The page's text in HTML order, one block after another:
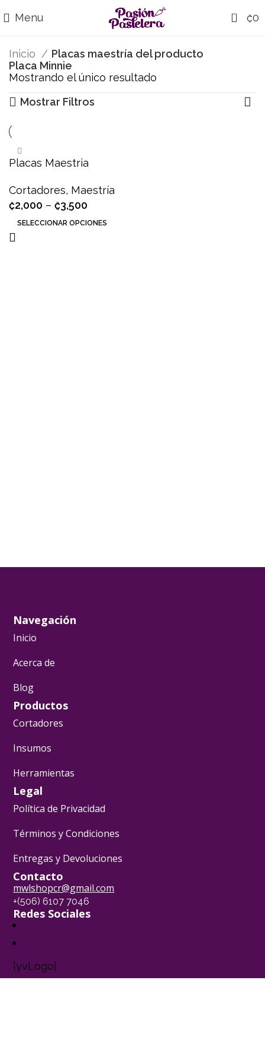
Menu 0 ₡0
Inicio
Placas maestría del producto
Placa Minnie
Mostrando el único resultado
Mostrar Filtros
Placas Maestria
Cortadores, Maestría
₡2,000 – ₡3,500
SELECCIONAR OPCIONES
Navegación
Inicio
Acerca de
Blog
Productos
Cortadores
Insumos
Herramientas
Legal
Política de Privacidad
Términos y Condiciones
Entregas y Devoluciones
Contacto
mwlshopcr@gmail.com
+(506) 6107 7046
Redes Sociales
[yvLogo]